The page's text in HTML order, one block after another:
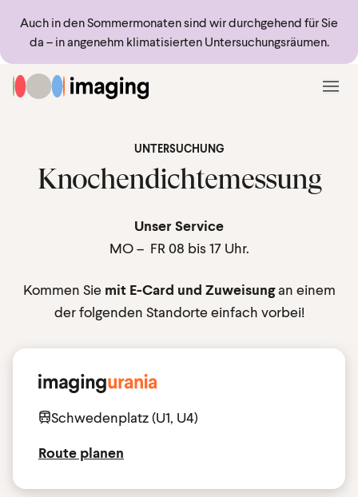
Auch in den Sommermonaten sind wir durchgehend für Sie
da – in angenehm klimatisierten Untersuchungsräumen.
Sprungmarken
Zur Startseite
UNTERSUCHUNG
Knochendichtemessung
Unser Service
MO – FR 08 bis 17 Uhr.
Kommen Sie mit E-Card und Zuweisungan einem
der folgenden Standorte einfach vorbei!
Schwedenplatz (U1, U4)
Route planen